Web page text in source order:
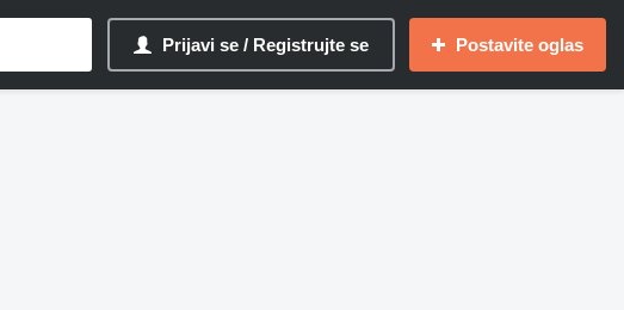
Prijavi se / Registrujte se Postavite oglas